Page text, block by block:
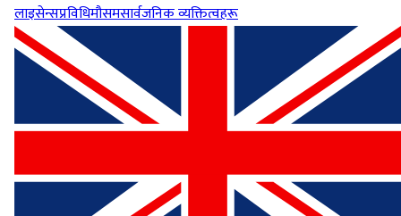
लाइसेन्सप्रविधिमौसमसार्वजनिक व्यक्तित्वहरू